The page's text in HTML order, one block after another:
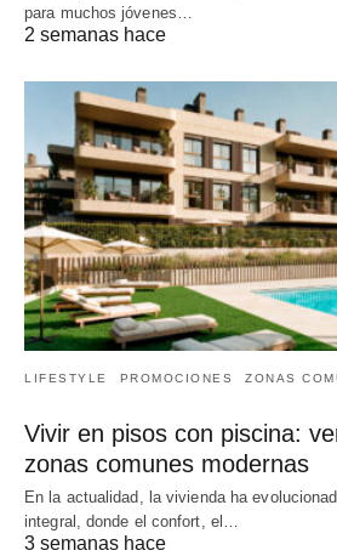
para muchos jóvenes…
2 semanas hace
LIFESTYLE PROMOCIONES ZONAS
Vivir en pisos con piscina:
zonas comunes modernas
En la actualidad, la vivienda ha
integral, donde el confort, el…
3 semanas hace